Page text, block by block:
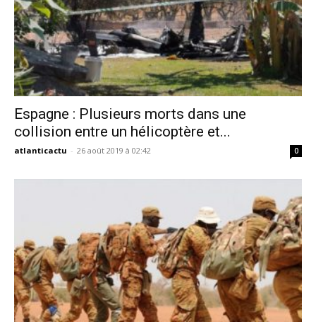
Espagne : Plusieurs morts dans une
collision entre un hélicoptère et...
atlanticactu - 26 août 2019 à 02:42 0